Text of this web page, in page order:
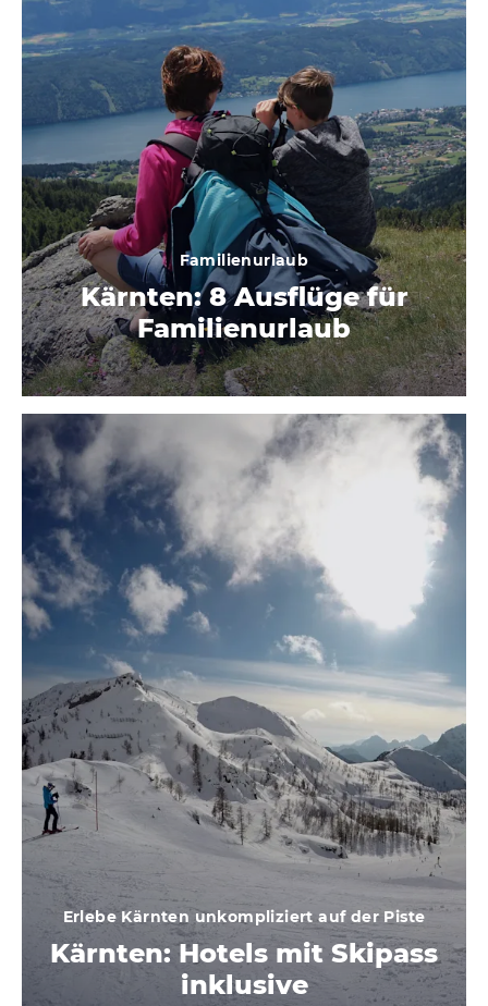
Familienurlaub
Kärnten: 8 Ausflüge für
Familienurlaub
Erlebe Kärnten unkompliziert auf der Piste
Kärnten: Hotels mit Skipass
inklusive